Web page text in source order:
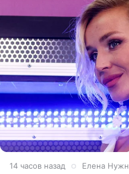
14 часов назад Елена